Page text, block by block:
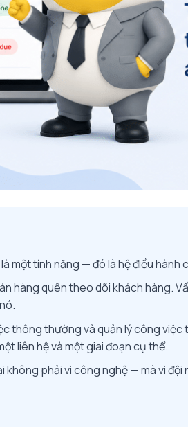
một tính năng — đó là hệ điều hành
hàng quên theo dõi khách hàng.
thông thường và quản lý công việc
liên hệ và một giai đoạn cụ thể.
không phải vì công nghệ — mà vì